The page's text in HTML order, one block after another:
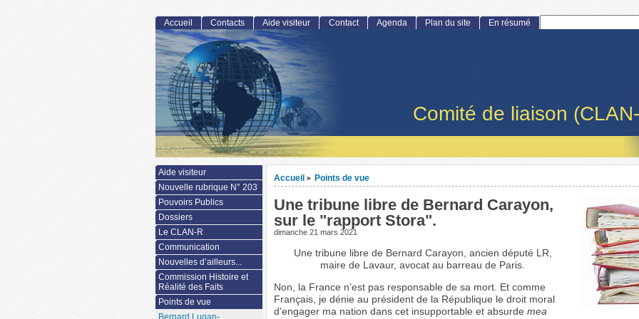
Comité de liaison
Accueil > Points de vue
Une tribune libre de Bernard Carayon,
sur le "rapport Stora".
dimanche 21 mars 2021
Une tribune libre de Bernard Carayon, ancien député LR,
maire de Lavaur, avocat au barreau de Paris.
Non, la France n’est pas responsable de sa mort. Et comme
Français, je dénie au président de la République le droit moral
d’engager ma nation dans cet insupportable et absurde mea
Accueil Contacts Aide visiteur Contact Agenda Plan du site En résumé
Aide visiteur
Nouvelle rubrique N° 203
Pouvoirs Publics
Dossiers
Le CLAN-R
Communication
Nouvelles d’ailleurs...
Commission Histoire et
Réalité des Faits
Points de vue